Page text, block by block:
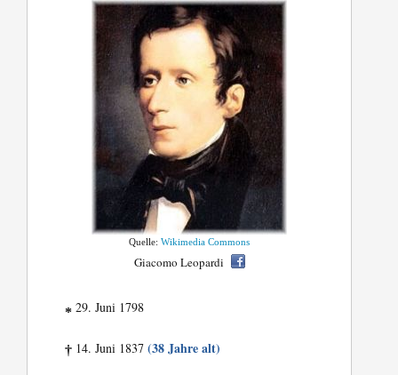
Quelle:Wikimedia Commons
Giacomo Leopardi
* 29. Juni 1798
† 14. Juni 1837(38 Jahre alt)